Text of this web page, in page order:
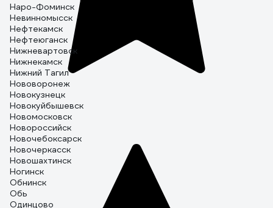
Наро-Фоминск
Невинномысск
Нефтекамск
Нефтеюганск
Нижневартовск
Нижнекамск
Нижний Тагил
Нововоронеж
Новокузнецк
Новокуйбышевск
Новомосковск
Новороссийск
Новочебоксарск
Новочеркасск
Новошахтинск
Ногинск
Обнинск
Обь
Одинцово